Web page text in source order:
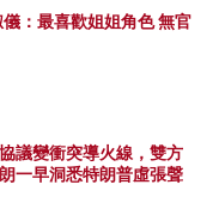
：最喜歡姐姐角色 無官
議變衝突導火線，雙方
一早洞悉特朗普虛張聲